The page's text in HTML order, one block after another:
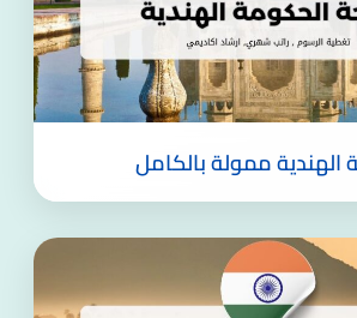
ممولة بالكامل